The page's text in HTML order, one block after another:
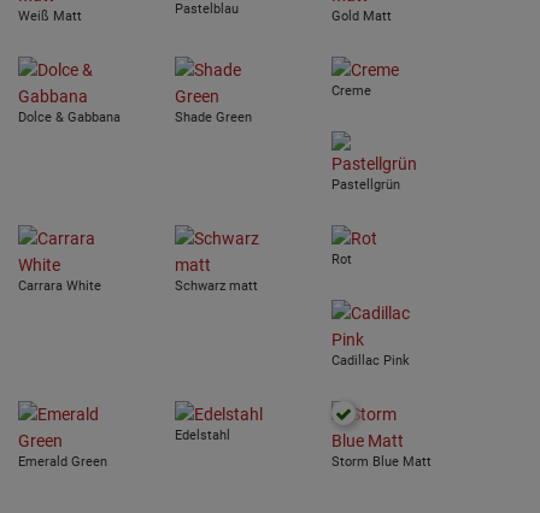
Weiß Matt Pastelblau Gold Matt
Dolce & Gabbana Shade Green
Creme
Pastellgrün
Carrara White Schwarz matt
Rot
Cadillac Pink
Emerald Green
Edelstahl
Storm Blue Matt